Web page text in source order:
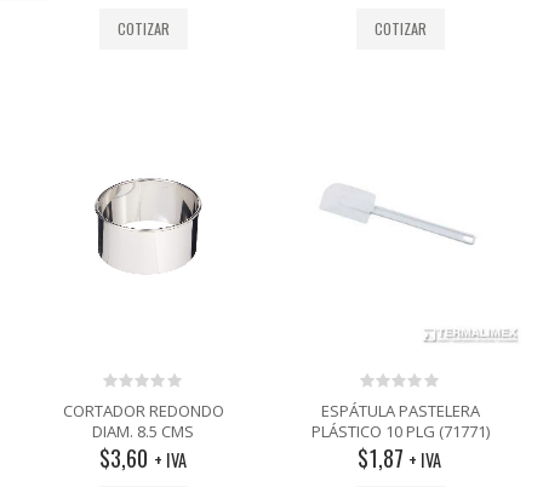
COTIZAR COTIZAR
0
out
of
5
CORTADOR REDONDO
DIAM. 8.5 CMS
$3,60 + IVA
0
out
of
5
ESPÁTULA PASTELERA
PLÁSTICO 10 PLG (71771)
$1,87 + IVA